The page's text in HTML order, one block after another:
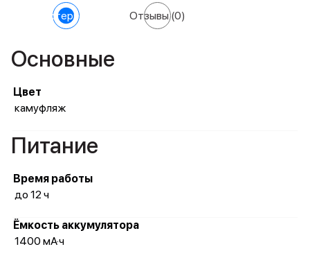
Характеристики Отзывы(0)
Основные
Цвет
камуфляж
Питание
Время работы
до 12 ч
Ёмкость аккумулятора
1400 мА·ч